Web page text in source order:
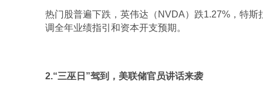
热门股普遍下跌，英伟达（NVDA）跌1.27%，特
调全年业绩指引和资本开支预期。
2.“三巫日”驾到，美联储官员讲话来袭